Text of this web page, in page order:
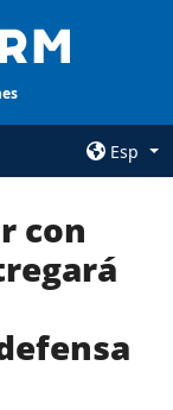
Esp
con